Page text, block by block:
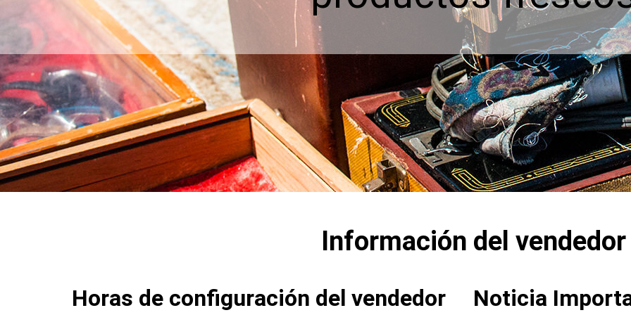
Información del vendedor
Horas de configuración del vendedor Noticia